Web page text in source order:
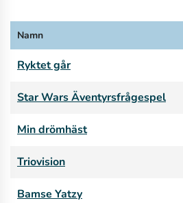
Namn
Ryktet går
Star Wars Äventyrsfrågespel
Min drömhäst
Triovision
Bamse Yatzy